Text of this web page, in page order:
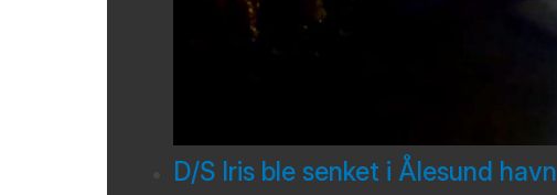
D/S Iris ble senket i Ålesund havn